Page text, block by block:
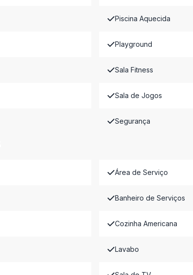
Piscina Aquecida
Playground
Sala Fitness
Sala de Jogos
Segurança
Área de Serviço
Banheiro de Serviços
Cozinha Americana
Lavabo